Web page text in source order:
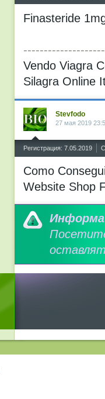
Finasteride
--------------------
Vendo Viagra
Silagra Online
Stevfodo
27 мая 2019
Регистрация: 7.05.2019
Como
Website Shop